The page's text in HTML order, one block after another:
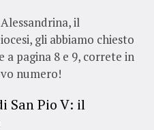
il
gli abbiamo chiesto
pagina 8 e 9, correte in
numero!
San Pio V: il